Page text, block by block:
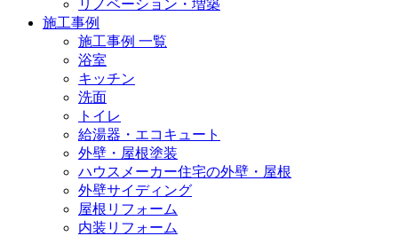
リノベーション・増築
施工事例
施工事例 一覧
浴室
キッチン
洗面
トイレ
給湯器・エコキュート
外壁・屋根塗装
ハウスメーカー住宅の外壁・屋根
外壁サイディング
屋根リフォーム
内装リフォーム